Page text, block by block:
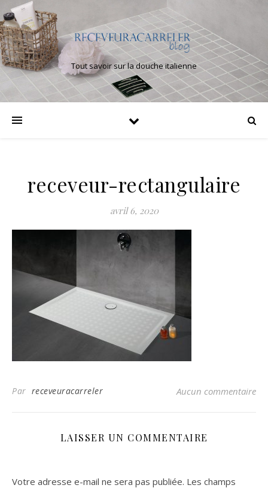
Tout savoir sur la douche italienne
receveur-rectangulaire
avril 6, 2020
Par receveuracarreler Aucun commentaire
LAISSER UN COMMENTAIRE
Votre adresse e-mail ne sera pas publiée. Les champs